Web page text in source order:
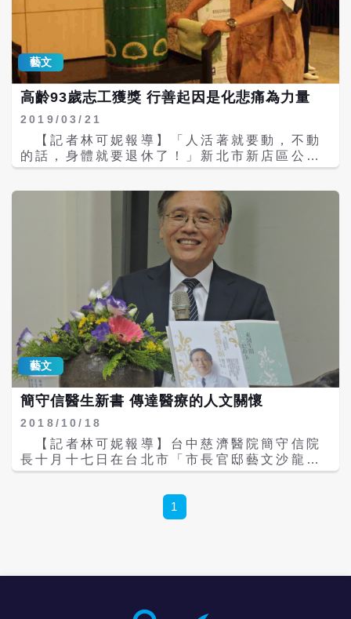
平台遞案，前進中國大陸二年探查25～30歲去
中國大陸拼搏的台青以及傳產台商、台商二代
和中年創業者追求生存的掙扎、坐大然後要更
大的慾望。\r\n「中國大陸和你想像的不
同。」謝欣志透過拍片《闖盪》希望告訴父母
也告訴台灣社會，中國大陸迅速發展的複雜面
向。但是他爸媽看了他的記錄片卻還是堅持
「中共就是會騙啦！」\r\n謝欣志對時代對社
會脈動好奇，他的記錄片是多角多線發展的敘
事，謝欣志說：「多視角呈現更接近世界運作
的現實。」他拍「如常」是台東慈濟志工們用
露，他看著高中一年級的女兒緊緊的追逐「浩
浩」、「黃大謙」等網紅Youtuber搞笑、無
厘頭影片的日常，他作為父親也是記錄片工作
者，不禁好奇發問這是青少年的什麼樣的青春
心情？謝欣志的好奇引領著他去探索，他開始
進行田野調查的工作。但是火紅的網紅經濟不
是他的重點，謝欣志指他不是要拍有經濟公司
的「聖結石」等產業鍊者，他想要扣問當下時
代，社會上的青少年成長面對的、需要的情緒
陪伴和娛樂，而這些網紅滿足他們的什麼需
求！\r\n「創意就是創作者的內在，在找一個
適當的題目，給自己出題目，然後去解決這個
題目，題目的思維程度，決定了解答的高度，
創意真正的深度，在於本身指定的過程，這是
一個人深度、情感、慾望的展現。」謝欣志在
接案拍攝業主要求的題目營生之外。他有自發
的創意發想、拍片探問，不斷的自己給自己出
題，讓台灣人更深刻的認識台灣變化前進的社
文章見作者臉書，經授權刊載。\r\n●專欄文
章，不代表i-Media 愛傳媒立場。
作融入在地精神。\r\n活動紮根於深具生態保
育價值與豐富河口文化的關渡濕地，打造人與
藝術、自然的對話空間，探討「人與自然的關
係」這門重要課題，期望能為現代社會與自然
相處的失衡狀態找回平衡點。\r\n走過十年，
這場藝術行動為關渡自然公園描繪了一幅河口
文化、濕地保育與環境藝術共生的藍圖，自
2016年開始以「關渡國際自然藝術季」為名，
藉著十年累積的經驗與感動，進一步落實、深
化對地方的了解與關懷，期望參與其中的每個
人，能更主動積極地去重建自己與環境的關
方向。\r\n本年度採取邀請與徵求並行方式尋
找合作藝術家，除已受邀之藝術家外，另選三
項研究計畫公開徵求合作藝術家，包括：「鳥
類穿越線調查」、「半鹹淡水引入計畫」、
「聲音監測」。\r\n網
址:http://www.guandu-
natureart.tw/news/390
藝文
高齡93歲志工獲獎 行善起因是化悲痛為力量
2019/03/21
【記者林可妮報導】「人活著就要動，不動
的話，身體就要退休了！」新北市新店區公所
19日頒發一面感謝獎牌給高齡93歲且擔任志工
己、服務民眾，且能長年保持熱忱、樂在服
務。\r\n 「行善、行孝不能等！」蔣正行人
如其名，為人行在正道上，更為這句話做了典
範的詮釋。而啟發他行善的背後，則源自於
「行孝」的一念悲心。\r\n 蔣正行早年從
軍，1948年來到臺灣後從此定居在新店，軍中
除役後，輾轉進入台糖公司服務，直到六十歲
才退休，盡心盡孝在家照顧年邁的母親。
\r\n 然而，身體向來健康的蔣媽媽，1993年
半夜上廁所不慎跌倒撞破頭，雖緊急送醫急
救，之後仍不幸往生，母親摔傷間接導致去世
的過程，對蔣正行打擊很大，他自責沒能照顧
好母親，心中哀慟不已，這時他接獲台糖公司
鼓勵退休人員參與志願服務的訊息，頓時為他
的心靈帶來曙光和轉機，於是毅然選擇走出哀
傷、踏入人群服務。\r\n 他選擇離家近的新
店志願服務團，透過關懷其他老人，開啟了志
工生涯，無形中也填補了對母親思念的心靈缺
踏入慈濟志工隊伍，臺北慈濟醫院啟建之際，
他有感於自己一生中也曾面臨大小無常的劫
工，特別喜歡承擔做環保，他認為自己年紀一
有價值，「以前在家沒事時，心情很憂悶，身
藝文
簡守信醫生新書 傳達醫療的人文關懷
2018/10/18
【記者林可妮報導】台中慈濟醫院簡守信院
長十月十七日在台北市「市長官邸藝文沙龍」
發表兩本新書：《大愛醫生館—簡守信院長的
\r\n 簡守信院長新書發表會，人文志業副執
行長葉樹姍親自出席，多位醫護同仁特地北上
主持棒，從題材、照片收集整理及建檔到主
1